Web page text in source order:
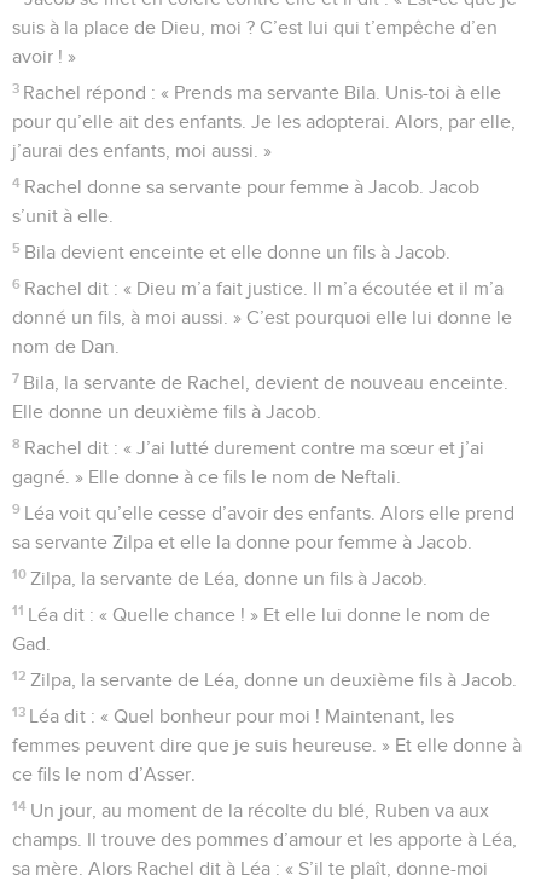
suis à la place de Dieu, moi ? C’est lui qui t’empêche d’en
avoir ! »
3 Rachel répond : « Prends ma servante Bila. Unis-toi à elle
pour qu’elle ait des enfants. Je les adopterai. Alors, par elle,
j’aurai des enfants, moi aussi. »
4 Rachel donne sa servante pour femme à Jacob. Jacob
s’unit à elle.
5 Bila devient enceinte et elle donne un fils à Jacob.
6 Rachel dit : « Dieu m’a fait justice. Il m’a écoutée et il m’a
donné un fils, à moi aussi. » C’est pourquoi elle lui donne le
nom de Dan.
7 Bila, la servante de Rachel, devient de nouveau enceinte.
Elle donne un deuxième fils à Jacob.
8 Rachel dit : « J’ai lutté durement contre ma sœur et j’ai
gagné. » Elle donne à ce fils le nom de Neftali.
9 Léa voit qu’elle cesse d’avoir des enfants. Alors elle prend
sa servante Zilpa et elle la donne pour femme à Jacob.
10 Zilpa, la servante de Léa, donne un fils à Jacob.
11 Léa dit : « Quelle chance ! » Et elle lui donne le nom de
Gad.
12 Zilpa, la servante de Léa, donne un deuxième fils à Jacob.
13 Léa dit : « Quel bonheur pour moi ! Maintenant, les
femmes peuvent dire que je suis heureuse. » Et elle donne à
ce fils le nom d’Asser.
14 Un jour, au moment de la récolte du blé, Ruben va aux
champs. Il trouve des pommes d’amour et les apporte à Léa,
sa mère. Alors Rachel dit à Léa : « S’il te plaît, donne-moi